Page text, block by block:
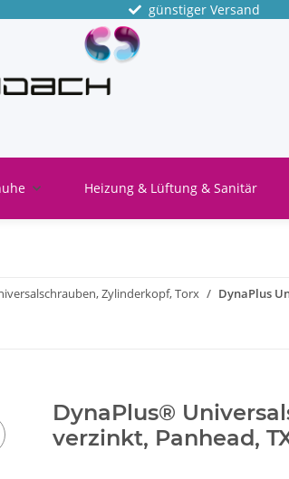
günstiger Versand
Heizung & Lüftung & Sanitär
Zylinderkopf, Torx DynaPlus
DynaPlus®
verzinkt, Panhead,